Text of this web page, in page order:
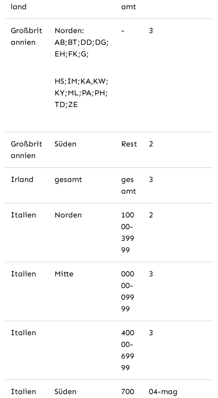
land amt
Großbrit
annien
Norden:
AB;BT;DD;DG;
EH;FK;G;
HS;IM;KA,KW;
KY;ML;PA;PH;
TD;ZE
- 3
Großbrit
annien
Süden Rest 2
Irland gesamt
ges
amt
3
Italien Norden
100
00-
399
99
2
Italien Mitte
000
00-
099
99
3
Italien
400
00-
699
99
3
Italien Süden
700
04-mag